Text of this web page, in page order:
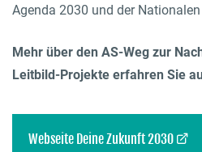
Agenda 2030 und der
Mehr über den AS-Weg zur
Leitbild-Projekte erfahren Sie
Webseite Deine Zukunft 2030